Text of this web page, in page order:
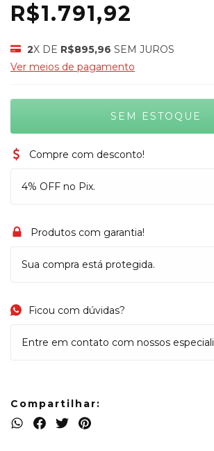
R$1.791,92
2X DE R$895,96 SEM JUROS
Ver meios de pagamento
Compre com desconto!
4% OFF no Pix.
Produtos com garantia!
Sua compra está protegida.
Ficou com dúvidas?
Entre em contato com nossos
Compartilhar: